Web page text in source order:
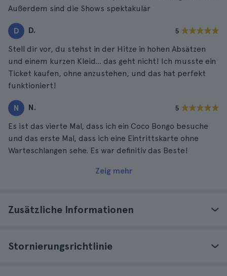
Außerdem sind die Shows spektakulär
D D. 5
Stell dir vor, du stehst in der Hitze in hohen Absätzen
und einem kurzen Kleid... das geht nicht! Ich musste ein
Ticket kaufen, ohne anzustehen, und das hat perfekt
funktioniert!
N N. 5
Es ist das vierte Mal, dass ich ein Coco Bongo besuche
und das erste Mal, dass ich eine Eintrittskarte ohne
Warteschlangen sehe. Es war definitiv das Beste!
Zeig mehr
Zusätzliche Informationen
Stornierungsrichtlinie